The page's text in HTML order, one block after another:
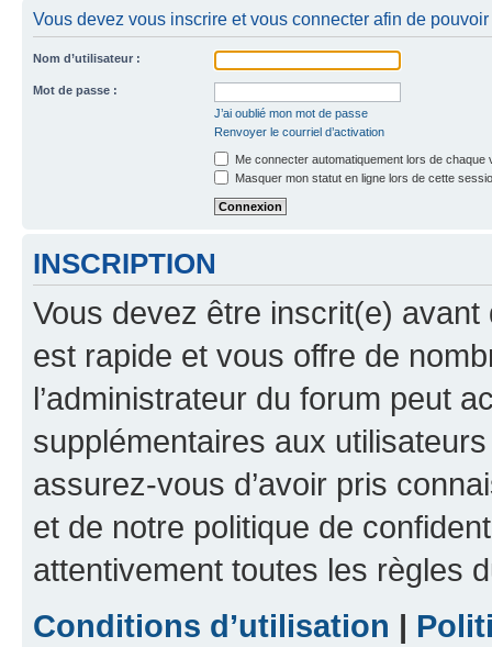
Vous devez vous inscrire et vous connecter afin de
Nom d’utilisateur :
Mot de passe :
J’ai oublié mon mot de passe
Renvoyer le courriel d’activation
Me connecter automatiquement lors de chaque
Masquer mon statut en ligne lors de cette
INSCRIPTION
Vous devez être inscrit(e) avant
est rapide et vous offre de
l’administrateur du forum peut
supplémentaires aux
assurez-vous d’avoir pris
et de notre politique de
attentivement toutes les règles
Conditions d’utilisation |